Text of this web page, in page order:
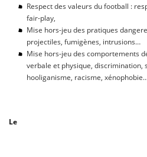
Respect des valeurs du football :
fair-play,
Mise hors-jeu des pratiques
projectiles, fumigènes, intrusions…
Mise hors-jeu des comportements
verbale et physique, discrimination,
hooliganisme, racisme,
Le